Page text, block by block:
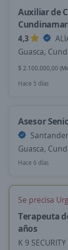
Auxiliar de
4,3
Guasca,
$ 2.100.000,00
Hace 5 días
Asesor
Guasca,
Hace 6 días
Se precisa
Terapeuta
años
K 9